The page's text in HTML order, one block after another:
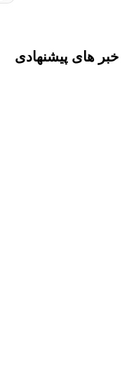
خبر های پیشنهادی